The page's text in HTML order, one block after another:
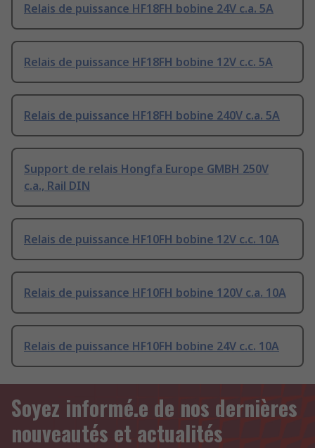
Relais de puissance HF18FH bobine 24V c.a. 5A
Relais de puissance HF18FH bobine 12V c.c. 5A
Relais de puissance HF18FH bobine 240V c.a. 5A
Support de relais Hongfa Europe GMBH 250V
c.a., Rail DIN
Relais de puissance HF10FH bobine 12V c.c. 10A
Relais de puissance HF10FH bobine 120V c.a. 10A
Relais de puissance HF10FH bobine 24V c.c. 10A
Soyez informé.e de nos dernières
nouveautés et actualités